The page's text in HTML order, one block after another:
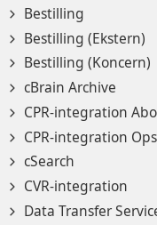
Bestilling
Bestilling (Ekstern)
Bestilling (Koncern)
cBrain Archive
CPR-integration
CPR-integration
cSearch
CVR-integration
Data Transfer